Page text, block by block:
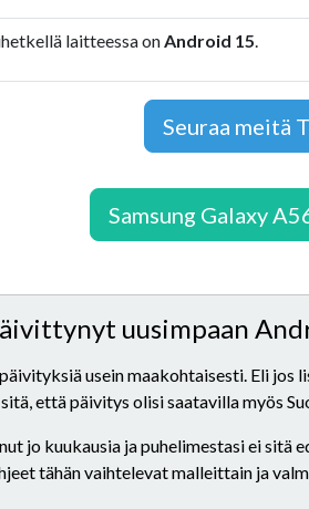
laitteessa onAndroid 15.
Seuraa meitä
Samsung Galaxy
uusimpaan
usein maakohtaisesti. Eli jos
että päivitys olisi saatavilla myös
jo kuukausia ja puhelimestasi ei
tähän vaihtelevat malleittain ja